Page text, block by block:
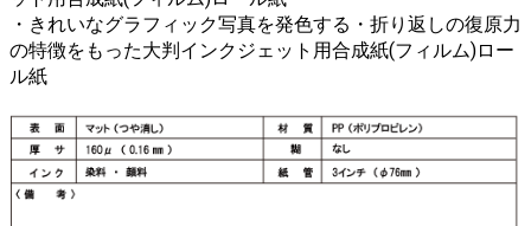
・きれいなグラフィック写真を発色する・折り返しの復原力
の特徴をもった大判インクジェット用合成紙(フィルム)ロー
ル紙